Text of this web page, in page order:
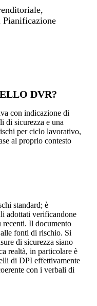
Pianificazione
DVR?
con indicazione di
di sicurezza e una
per ciclo lavorativo,
al proprio contesto
standard; è
adottati verificandone
recenti. Il documento
fonti di rischio. Si
di sicurezza siano
realtà, in particolare è
di DPI effettivamente
con i verbali di